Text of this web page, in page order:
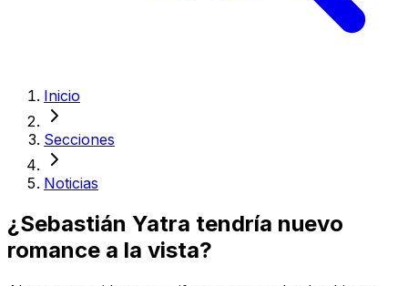
Inicio
Secciones
Noticias
¿Sebastián Yatra tendría nuevo
romance a la vista?